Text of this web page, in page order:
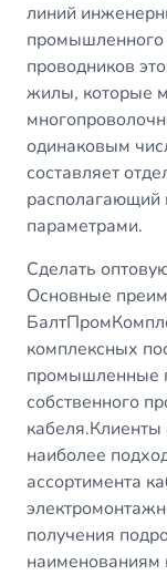
линий
промышленного
проводников
жилы, которые
одинаковым
составляет
располагающий
параметрами.
Сделать
Основные
комплексных
промышленные
собственного
кабеля.Клиенты
наиболее
ассортимента
получения
наименованиям